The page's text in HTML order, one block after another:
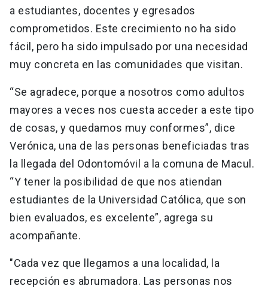
a estudiantes, docentes y egresados
comprometidos. Este crecimiento no ha sido
fácil, pero ha sido impulsado por una necesidad
muy concreta en las comunidades que visitan.
“Se agradece, porque a nosotros como adultos
mayores a veces nos cuesta acceder a este tipo
de cosas, y quedamos muy conformes”, dice
Verónica, una de las personas beneficiadas tras
la llegada del Odontomóvil a la comuna de Macul.
“Y tener la posibilidad de que nos atiendan
estudiantes de la Universidad Católica, que son
bien evaluados, es excelente”, agrega su
acompañante.
"Cada vez que llegamos a una localidad, la
recepción es abrumadora. Las personas nos